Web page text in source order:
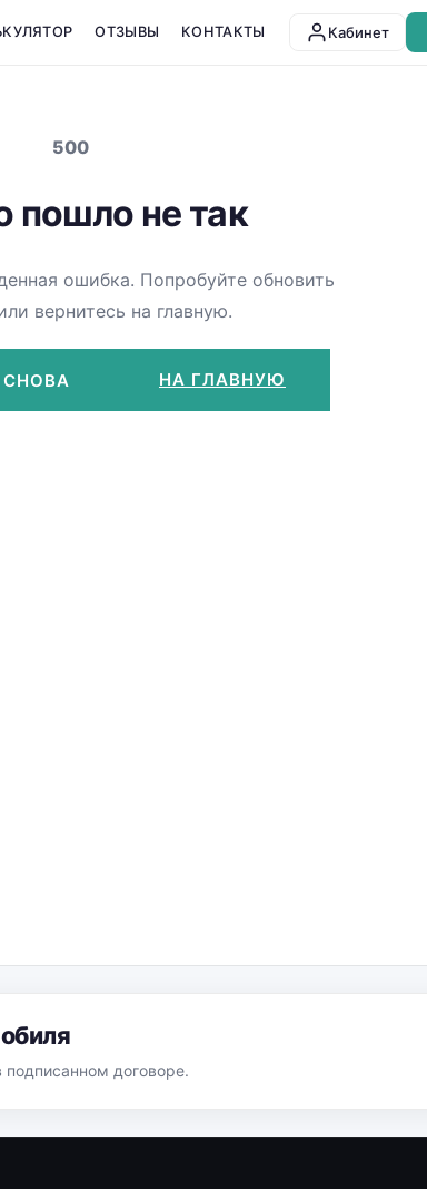
ОТЗЫВЫ КОНТАКТЫ Кабинет
500
пошло не так
ошибка. Попробуйте обновить
вернитесь на главную.
НА ГЛАВНУЮ
договоре.